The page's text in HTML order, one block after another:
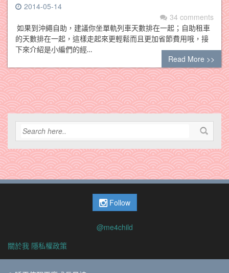
2014-05-14
34 comments
如果到沖繩自助，建議你坐單軌列車天數排在一起；自助租車
的天數排在一起，這樣走起來更輕鬆而且更加省節費用哦，接
下來介紹是小編們的經…
Read More >>
Follow
@me4child
關於我 隱私權政策